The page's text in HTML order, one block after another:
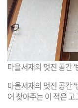
마을서재의 멋진 공간 ‘
마을서재의 멋진 공간
어 찾아주는 이 적은